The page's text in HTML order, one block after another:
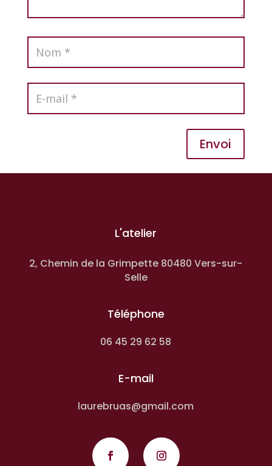
Envoi
L'atelier
2, Chemin de la Grimpette 80480 Vers-sur-
Selle
Téléphone
06 45 29 62 58
E-mail
laurebruas@gmail.com